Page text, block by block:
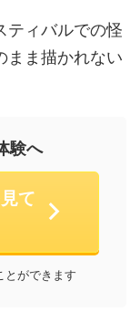
ティバルでの怪
まま描かれない
験へ
て
とができます